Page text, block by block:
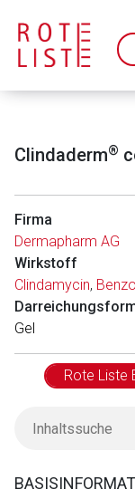
Clindaderm®
Firma
Dermapharm AG
Wirkstoff
Clindamycin,
Gel
Rote Liste